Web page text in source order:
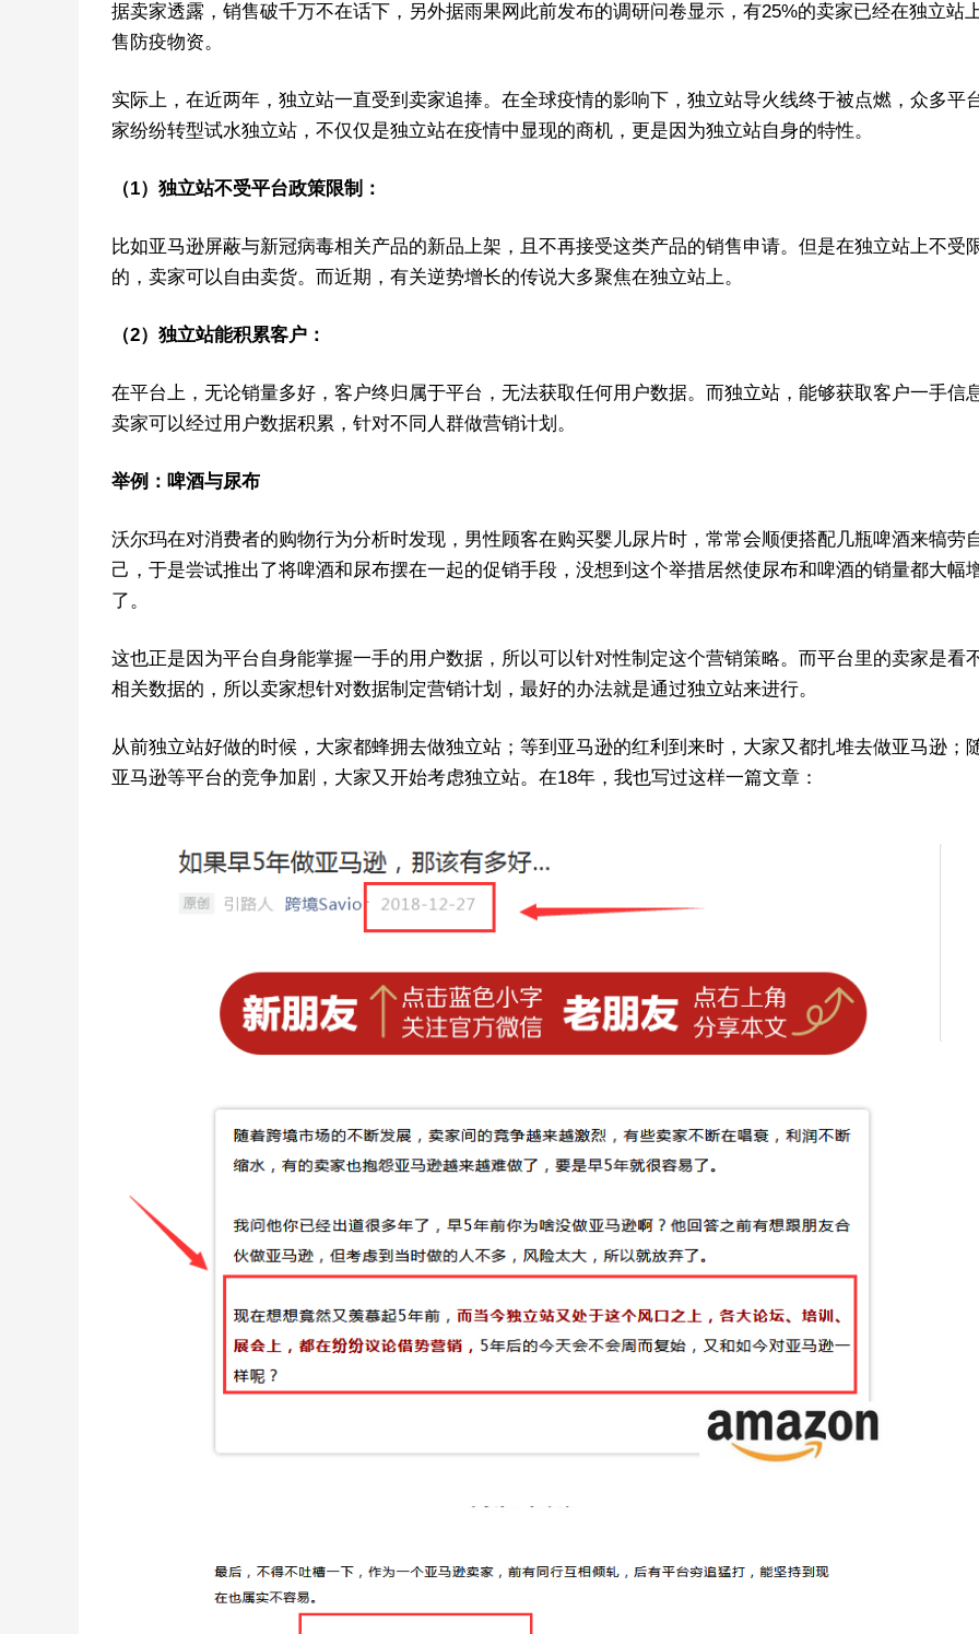
据卖家透露，销售破千万不在话下，另外据雨果网此前发布的调研问卷显示，有25%的卖家已经在独立站
售防疫物资。
实际上，在近两年，独立站一直受到卖家追捧。在全球疫情的影响下，独立站导火线终于被点燃，众多平
家纷纷转型试水独立站，不仅仅是独立站在疫情中显现的商机，更是因为独立站自身的特性。
（1）独立站不受平台政策限制：
比如亚马逊屏蔽与新冠病毒相关产品的新品上架，且不再接受这类产品的销售申请。但是在独立站上不受
的，卖家可以自由卖货。而近期，有关逆势增长的传说大多聚焦在独立站上。
（2）独立站能积累客户：
在平台上，无论销量多好，客户终归属于平台，无法获取任何用户数据。而独立站，能够获取客户一手信
卖家可以经过用户数据积累，针对不同人群做营销计划。
举例：啤酒与尿布
沃尔玛在对消费者的购物行为分析时发现，男性顾客在购买婴儿尿片时，常常会顺便搭配几瓶啤酒来犒劳
己，于是尝试推出了将啤酒和尿布摆在一起的促销手段，没想到这个举措居然使尿布和啤酒的销量都大幅
了。
这也正是因为平台自身能掌握一手的用户数据，所以可以针对性制定这个营销策略。而平台里的卖家是看
相关数据的，所以卖家想针对数据制定营销计划，最好的办法就是通过独立站来进行。
从前独立站好做的时候，大家都蜂拥去做独立站；等到亚马逊的红利到来时，大家又都扎堆去做亚马逊；
亚马逊等平台的竞争加剧，大家又开始考虑独立站。在18年，我也写过这样一篇文章：